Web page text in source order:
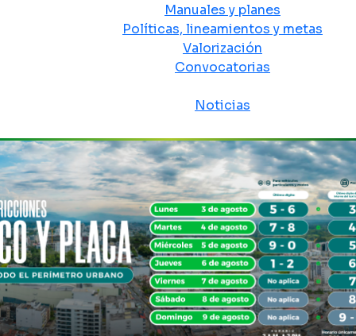
Manuales y planes
Políticas, lineamientos y metas
Valorización
Convocatorias
Noticias